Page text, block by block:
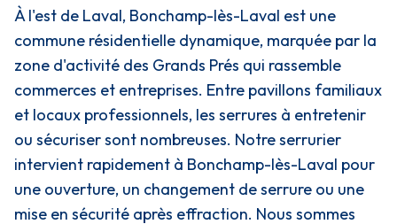
À l'est de Laval, Bonchamp-lès-Laval est une
commune résidentielle dynamique, marquée par la
zone d'activité des Grands Prés qui rassemble
commerces et entreprises. Entre pavillons familiaux
et locaux professionnels, les serrures à entretenir
ou sécuriser sont nombreuses. Notre serrurier
intervient rapidement à Bonchamp-lès-Laval pour
une ouverture, un changement de serrure ou une
mise en sécurité après effraction. Nous sommes